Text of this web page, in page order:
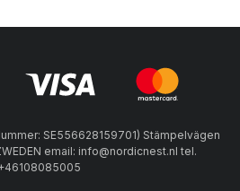
SE556628159701) Stämpelvägen
email: info@nordicnest.nl tel.